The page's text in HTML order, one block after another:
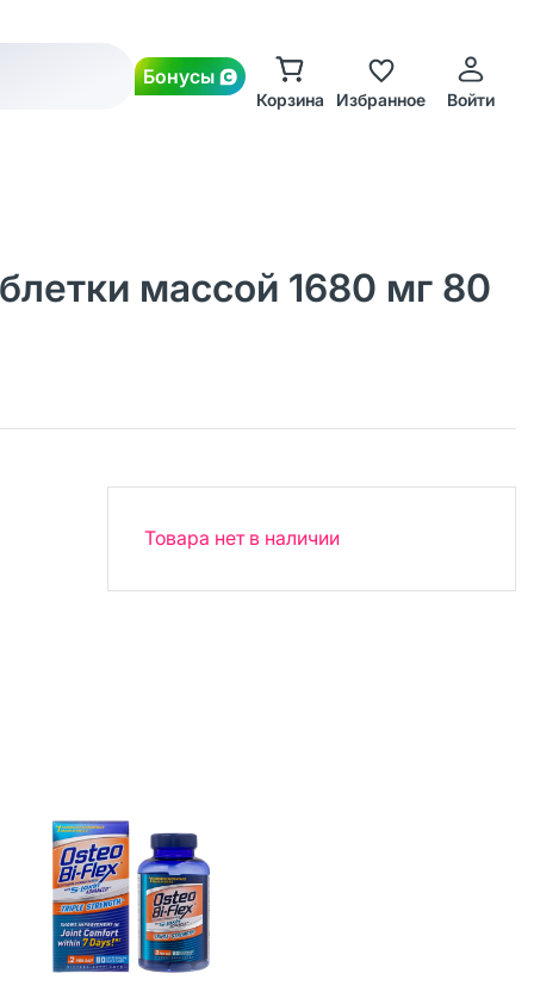
Бонусы
Корзина Избранное Войти
массой 1680 мг 80
Товара нет в наличии